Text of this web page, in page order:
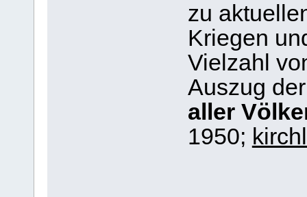
zu
Kriegen
Vielzahl
Auszug
aller
1950;